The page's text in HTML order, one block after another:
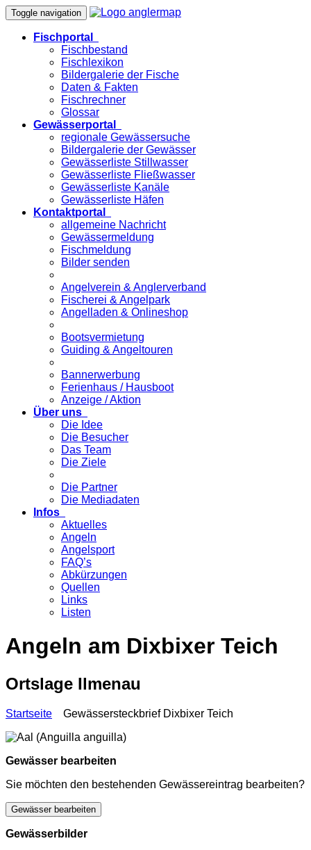
Toggle navigation
Fischportal
Fischbestand
Fischlexikon
Bildergalerie der Fische
Daten & Fakten
Fischrechner
Glossar
Gewässerportal
regionale Gewässersuche
Bildergalerie der Gewässer
Gewässerliste Stillwasser
Gewässerliste Fließwasser
Gewässerliste Kanäle
Gewässerliste Häfen
Kontaktportal
allgemeine Nachricht
Gewässermeldung
Fischmeldung
Bilder senden
Angelverein & Anglerverband
Fischerei & Angelpark
Angelladen & Onlineshop
Bootsvermietung
Guiding & Angeltouren
Bannerwerbung
Ferienhaus / Hausboot
Anzeige / Aktion
Über uns
Die Idee
Die Besucher
Das Team
Die Ziele
Die Partner
Die Mediadaten
Infos
Aktuelles
Angeln
Angelsport
FAQ’s
Abkürzungen
Quellen
Links
Listen
Angeln am Dixbixer Teich
Ortslage Ilmenau
Startseite Gewässersteckbrief Dixbixer Teich
Gewässer bearbeiten
Sie möchten den bestehenden Gewässereintrag bearbeiten?
Gewässer bearbeiten
Gewässerbilder